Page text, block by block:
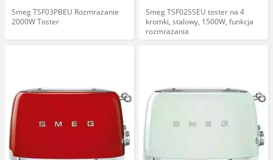
Smeg TSF03PBEU Rozmrażanie
2000W Toster
Smeg TSF02SSEU toster na 4
kromki, stalowy, 1500W, funkcja
rozmrażania